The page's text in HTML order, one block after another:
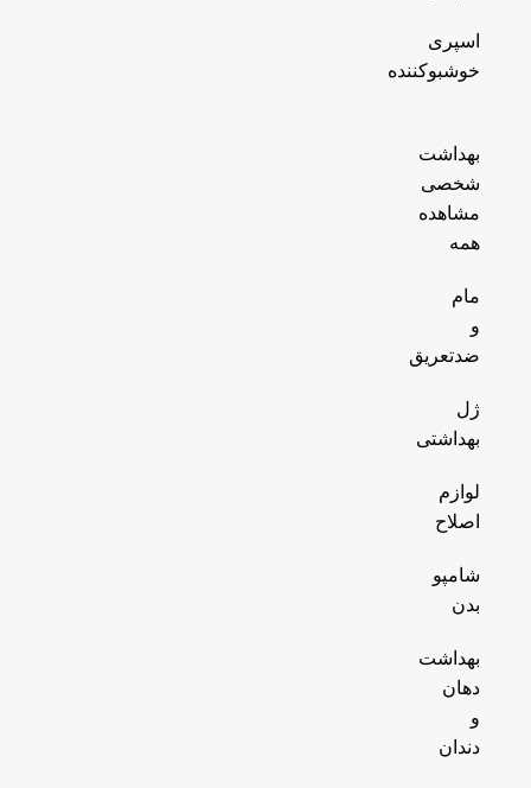
اسپری
خوشبوکننده
بهداشت
شخصی
مشاهده
همه
مام
و
ضدتعریق
ژل
بهداشتی
لوازم
اصلاح
شامپو
بدن
بهداشت
دهان
و
دندان